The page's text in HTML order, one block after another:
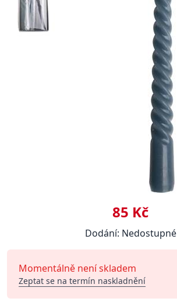
85 Kč
Dodání: Nedostupné
Momentálně není skladem
Zeptat se na termín naskladnění